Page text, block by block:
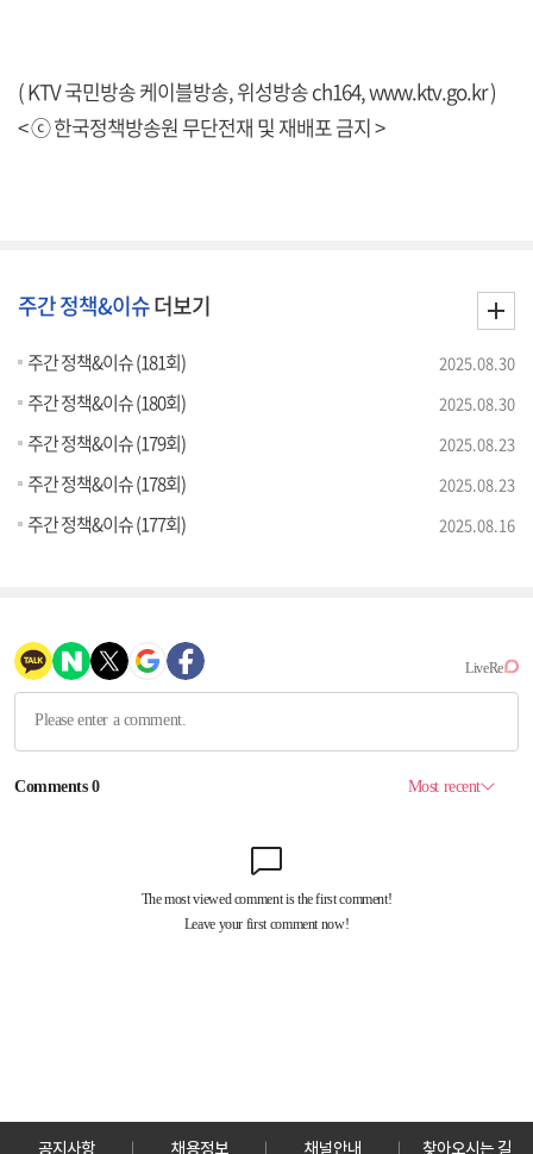
( KTV 국민방송 케이블방송, 위성방송 ch164,www.ktv.go.kr)
< ⓒ 한국정책방송원 무단전재 및 재배포 금지 >
주간 정책&이슈더보기
주간 정책&이슈 (181회) 2025.08.30
주간 정책&이슈 (180회) 2025.08.30
주간 정책&이슈 (179회) 2025.08.23
주간 정책&이슈 (178회) 2025.08.23
주간 정책&이슈 (177회) 2025.08.16
공지사항 채용정보 채널안내 찾아오시는 길